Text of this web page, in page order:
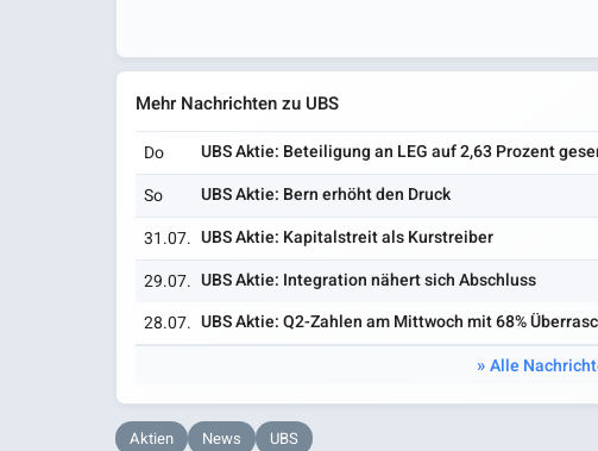
Mehr Nachrichten zu UBS
Do UBS Aktie: Beteiligung an LEG auf 2,63 Prozent
So
UBS Aktie: Bern erhöht den Druck
31.07. UBS Aktie: Kapitalstreit als Kurstreiber
29.07. UBS Aktie: Integration nähert sich Abschluss
28.07. UBS Aktie: Q2-Zahlen am Mittwoch mit 68%
Alle
Aktien News UBS